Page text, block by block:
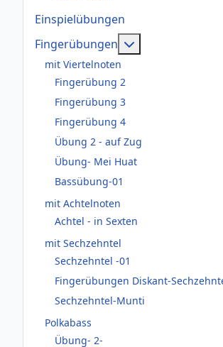
Einspielübungen
Fingerübungen
mit Viertelnoten
Fingerübung 2
Fingerübung 3
Fingerübung 4
Übung 2 - auf Zug
Übung- Mei Huat
Bassübung-01
mit Achtelnoten
Achtel - in Sexten
mit Sechzehntel
Sechzehntel -01
Fingerübungen Diskant-
Sechzehntel-Munti
Polkabass
Übung- 2-